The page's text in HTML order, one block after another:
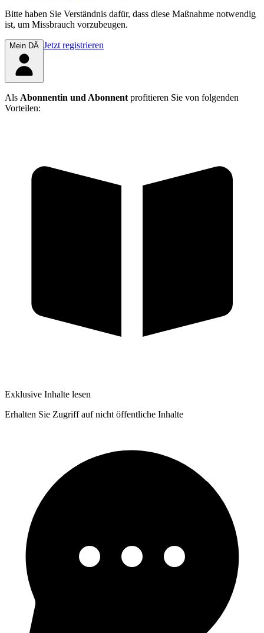
Bitte haben Sie Verständnis dafür, dass diese Maßnahme notwendig
ist, um Missbrauch vorzubeugen.
Mein DÄ Jetzt registrieren
Als Abonnentin und Abonnentprofitieren Sie von folgenden
Vorteilen:
Exklusive Inhalte lesen
Erhalten Sie Zugriff auf nicht öffentliche Inhalte